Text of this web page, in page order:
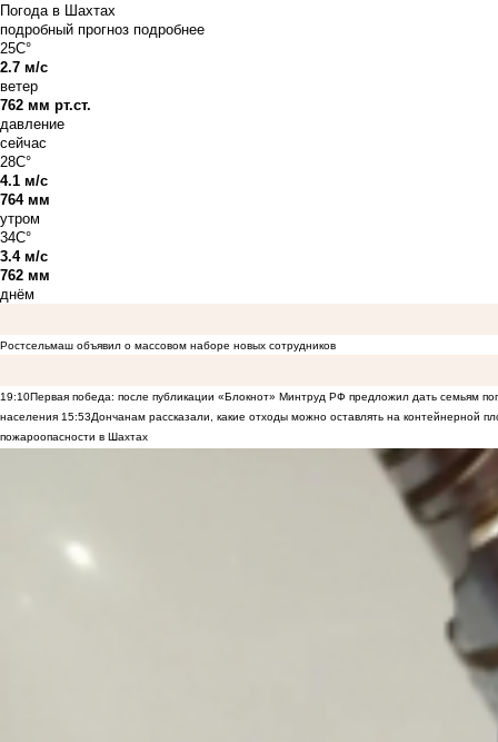
Погода в Шахтах
подробный прогноз подробнее
25C°
2.7 м/с
ветер
762 мм рт.ст.
давление
сейчас
28C°
4.1 м/с
764 мм
утром
34C°
3.4 м/с
762 мм
днём
Ростсельмаш объявил о массовом наборе новых сотрудников
19:10Первая победа: после публикации «Блокнот» Минтруд РФ предложил дать семьям
населения 15:53Дончанам рассказали, какие отходы можно оставлять на контейнерной
пожароопасности в Шахтах